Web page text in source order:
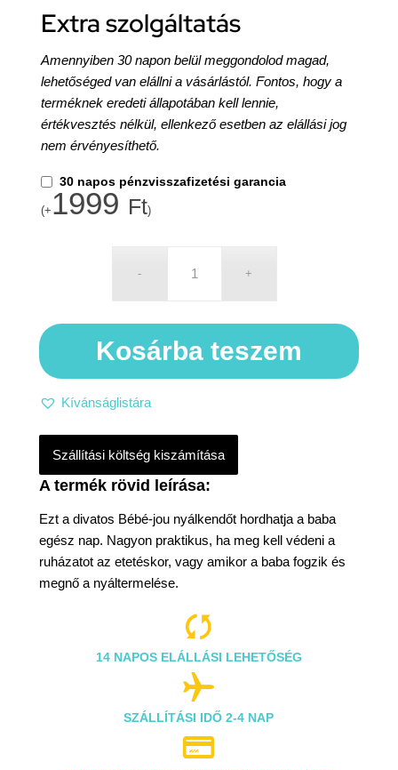
Ezt a divatos Bébé-jou nyálkendőt hordhatja a baba
egész nap. Nagyon praktikus, ha meg kell védeni a
ruházatot az etetéskor, vagy amikor a baba fogzik és
megnő a nyáltermelése.
Extra szolgáltatás
Amennyiben 30 napon belül meggondolod magad,
lehetőséged van elállni a vásárlástól. Fontos, hogy a
terméknek eredeti állapotában kell lennie,
értékvesztés nélkül, ellenkező esetben az elállási jog
nem érvényesíthető.
30 napos pénzvisszafizetési garancia
(+ 1999 Ft)
Kosárba teszem
Kívánságlistára
Szállítási költség kiszámítása

14 NAPOS ELÁLLÁSI LEHETŐSÉG

SZÁLLÍTÁSI IDŐ 2-4 NAP
